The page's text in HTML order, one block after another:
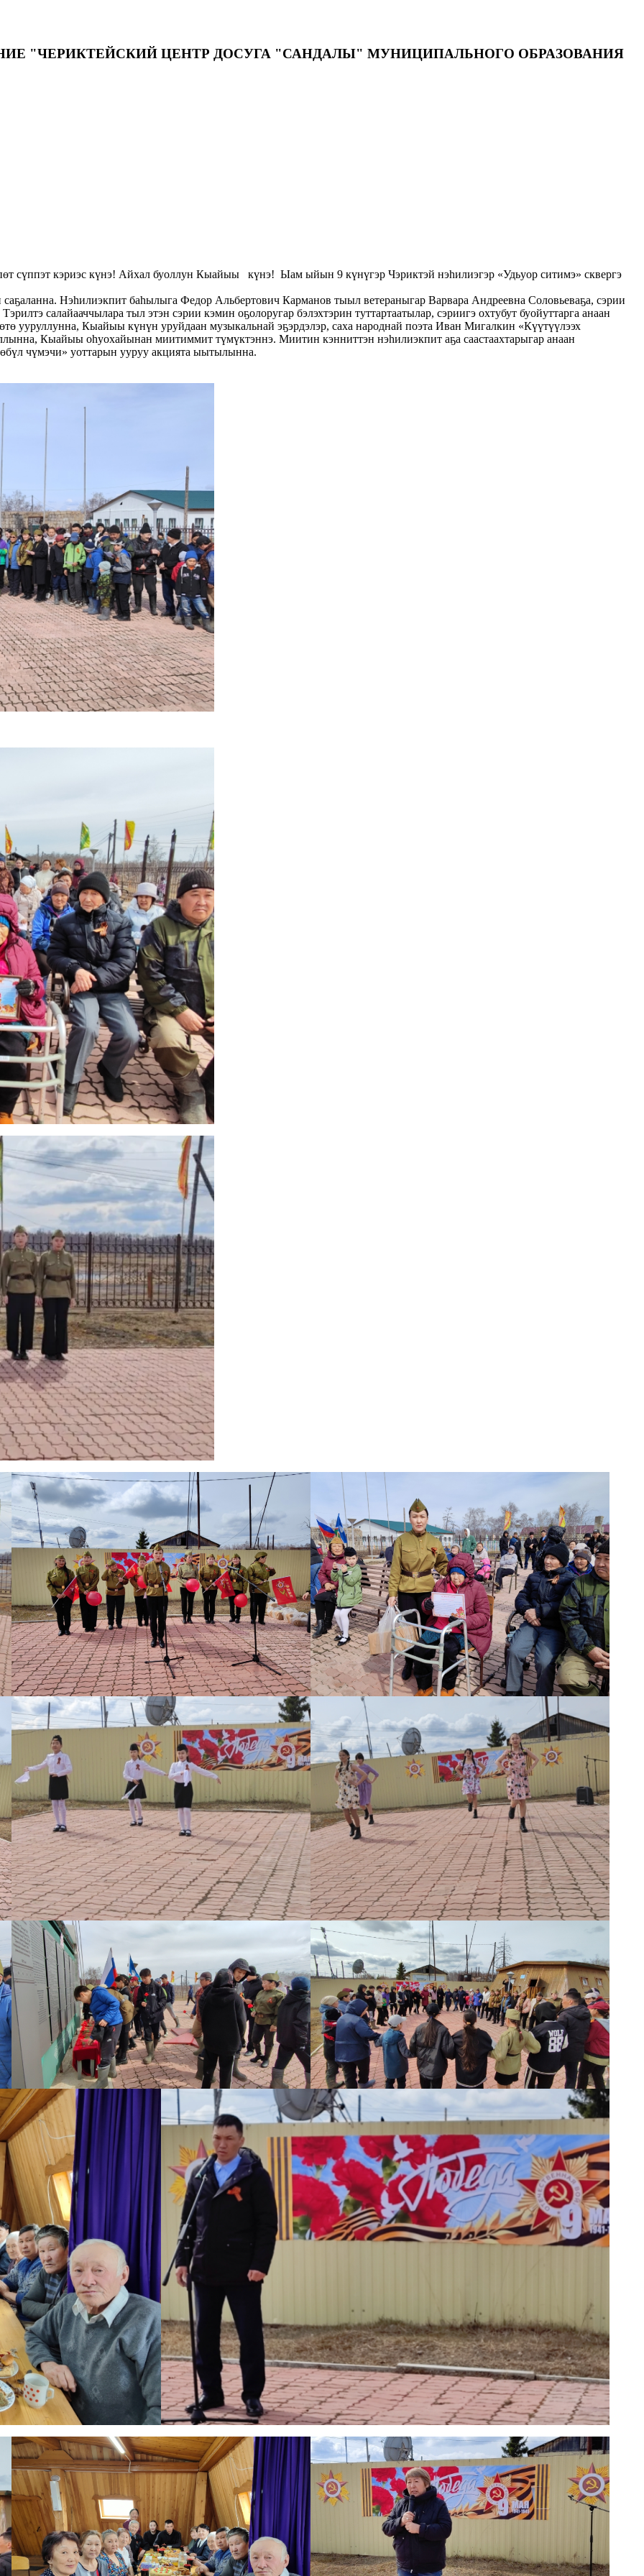
"ЧЕРИКТЕЙСКИЙ ЦЕНТР ДОСУГА "САНДАЛЫ" МУНИЦИПАЛЬНОГО ОБРАЗОВАНИЯ
кэриэс күнэ! Айхал буоллун Кыайыы күнэ! Ыам ыйын 9 күнүгэр Чэриктэй нэһилиэгэр «Удьуор ситимэ» сквергэ
Нэһилиэкпит баһылыга Федор Альбертович Карманов тыыл ветераныгар Варвара Андреевна Соловьеваҕа, сэрии
салайааччылара тыл этэн сэрии кэмин оҕолоругар бэлэхтэрин туттартаатылар, сэриигэ охтубут буойуттарга анаан
ууруллунна, Кыайыы күнүн уруйдаан музыкальнай эҕэрдэлэр, саха народнай поэта Иван Мигалкин «Күүтүүлээх
Кыайыы оһуохайынан миитиммит түмүктэннэ. Миитин кэнниттэн нэһилиэкпит аҕа саастаахтарыгар анаан
чүмэчи» уоттарын ууруу акцията ыытылынна.